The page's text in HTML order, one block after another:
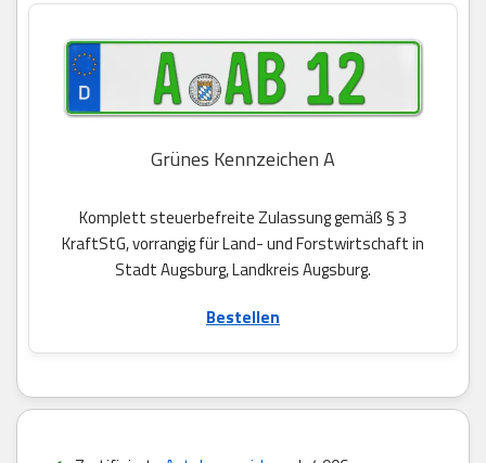
Grünes Kennzeichen A
Komplett steuerbefreite Zulassung gemäß § 3
KraftStG, vorrangig für Land- und Forstwirtschaft in
Stadt Augsburg, Landkreis Augsburg.
Bestellen